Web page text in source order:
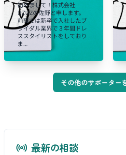
初めまして！株式会社
UZUZの佐野と申します。
前職では新卒で入社したブ
ライダル業界で３年間ドレ
ススタイリストをしており
ま...
その他のサポーター
最新の相談